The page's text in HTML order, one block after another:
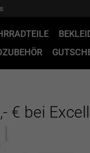
€ bei